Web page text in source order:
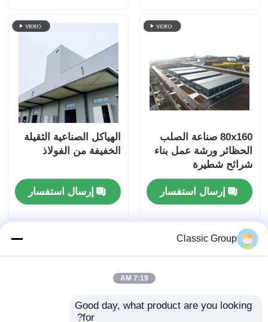
80x160 صناعة الصلب
الحظائر ورشة عمل بناء
شرائح شطيرة
إرسال استفسار
الهياكل الصناعية الثقيلة
الخفيفة من الفولاذ
إرسال استفسار
Classic Group
7:19 AM
Good day, what product are you looking
for?